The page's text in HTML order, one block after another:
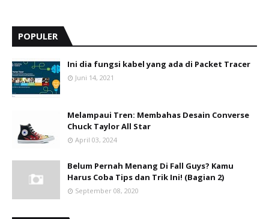
POPULER
Ini dia fungsi kabel yang ada di Packet Tracer
Juni 14, 2021
Melampaui Tren: Membahas Desain Converse
Chuck Taylor All Star
April 03, 2024
Belum Pernah Menang Di Fall Guys? Kamu
Harus Coba Tips dan Trik Ini! (Bagian 2)
September 08, 2020